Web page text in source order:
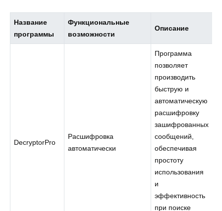
Название
программы
Функциональные
возможности
Описание
DecryptorPro
Расшифровка
автоматически
Программа
позволяет
производить
быструю и
автоматическую
расшифровку
зашифрованных
сообщений,
обеспечивая
простоту
использования
и
эффективность
при поиске